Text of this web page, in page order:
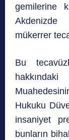
gemilerine
mükerrer
Bu
Hukuku
insaniyet
bunların